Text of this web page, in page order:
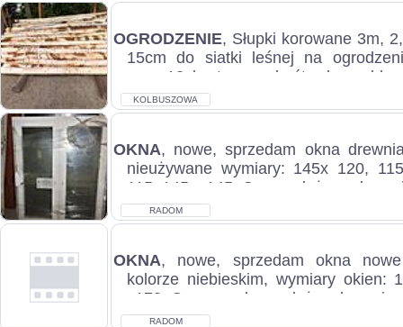
OGRODZENIE, Słupki korowane 3m,
15cm do siatki leśnej na
cena 12zł szt .np na huśtawkę,meble
KOLBUSZOWA
OKNA, nowe, sprzedam okna
nieużywane wymiary: 145x 120,
115, 145 x 145. Cena zależna od
RADOM
OKNA, nowe, sprzedam okna
kolorze niebieskim, wymiary okien:
x170. Cena za okno zależy od
RADOM